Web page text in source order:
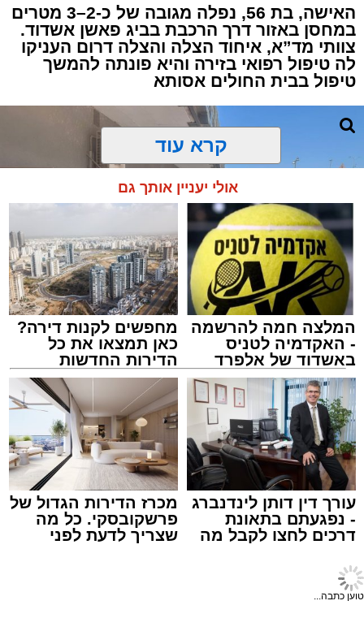
להפסקת פעילות ליבו.
למקום הוזעקו מיד צוותי רפואה ומתנדבים של
ארגון "איחוד הצלה". החובשים והפרמדיקים
הכרה, ופתחו מיידית בפעולות החייאה מתקדמות,
הכוללות עיסויי לב ושימוש במפעם (דפיברילטור).
בזכות התושייה והפעילות המהירה והמקצועית של
הצוותים בשטח, ליבו של הגבר שב לפעום.
לאחר ייצוב מצבו הראשוני, הוא פונה באמבולנס
לבית חולים להמשך קבלת טיפול רפואי כשמצבו
מוגדר יציב.
מעוניינים להגיב? לדווח ? צרו איתנו קשר במייל -
ASHDODS@ISNET.CO.IL
האישה, בת 56, נפלה מגובה של כ-2–3 מטרים
במחסן באזור דרך הרכבת בביג פאשן אשדוד.
צוותי מד”א, איחוד הצלה והצלה דרום העניקו
לה טיפול רפואי בזירה והיא פונתה להמשך
טיפול בבית החולים אסותא
צילום: דוברות איחוד הצלה
עופר אשטוקר / 15:32 07.08.26
תגים:תאונת עבודה באשדוד
לאחר שנפלה מסולם במהלך עבודתה במחסן
קרא עוד
אולי יעניין אותך גם
המלצה חמה להרשמה
- האקדמיה לטניס
באשדוד של אלפרד
קריאולנסקי - לילדים
מחפשים לקנות דירה?
כאן תמצאו את כל
הדירות החדשות
למכירה באשדוד >>>
עורך דין דותן לינדנברג
- נפגעתם בתאונת
דרכים לחצו לקבל מה
מכרז הדירות הגדול של
פרשקובסקי. כל מה
שצריך לדעת לפני
טוען כתבה...